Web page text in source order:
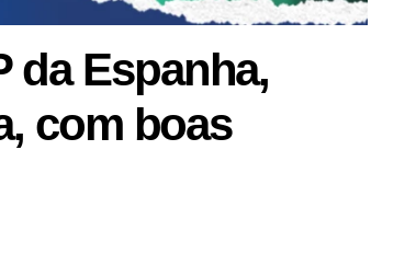
da Espanha,
com boas